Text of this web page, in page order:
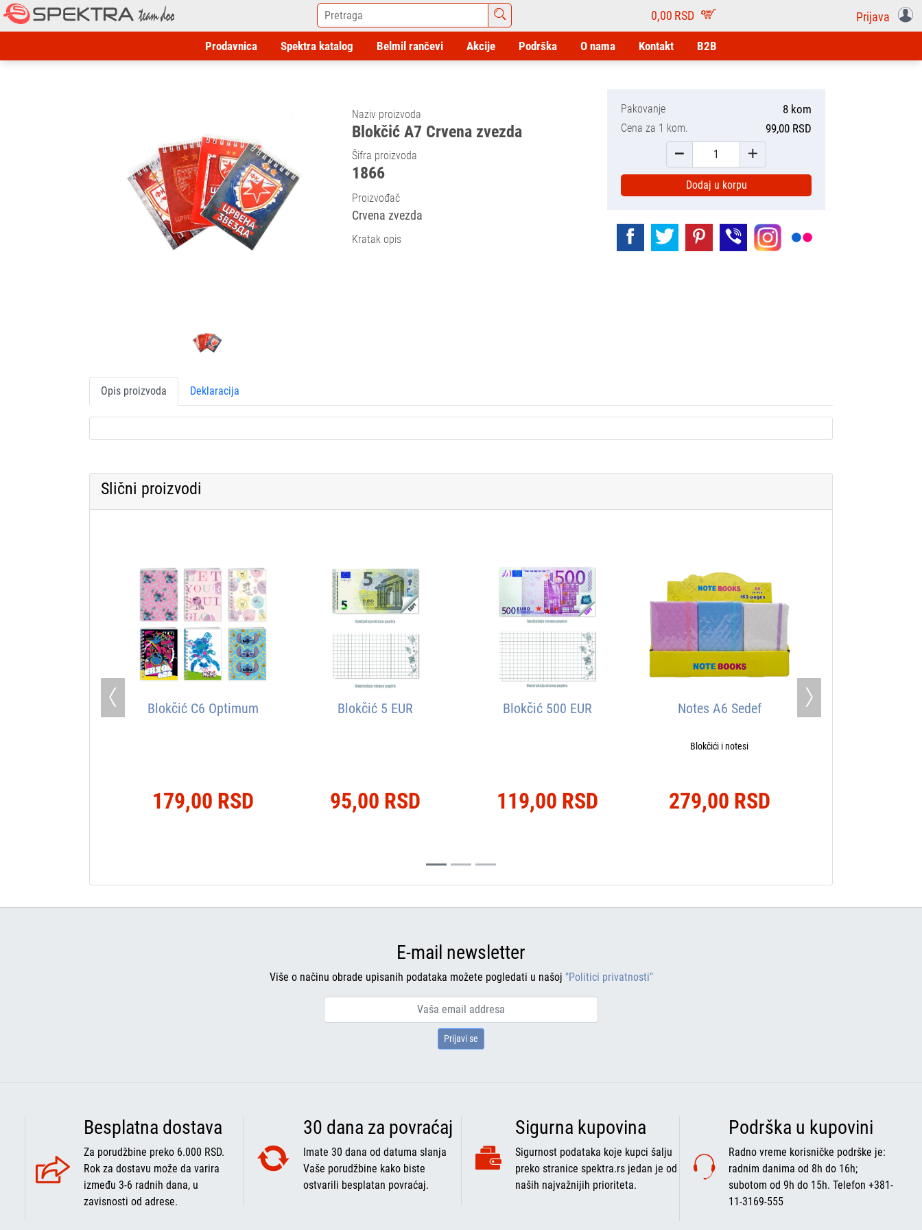
0,00 RSD Prijava
Prodavnica Spektra katalog Belmil rančevi Akcije Podrška O nama Kontakt B2B
Naziv proizvoda
Blokčić A7 Crvena zvezda
Šifra proizvoda
1866
Proizvođač
Crvena zvezda
Kratak opis
Pakovanje 8 kom
Cena za 1 kom. 99,00 RSD
Dodaj u korpu
Opis proizvoda Deklaracija
Slični proizvodi
Blokčić C6 Optimum
179,00 RSD
Blokčić 5 EUR
95,00 RSD
Blokčić 500 EUR
119,00 RSD
Notes A6 Sedef
Blokčići i notesi
279,00 RSD
Previous Next
E-mail newsletter
Više o načinu obrade upisanih podataka možete pogledati u našoj "Politici privatnosti"
Prijavi se
Besplatna dostava
Za porudžbine preko 6.000 RSD.
Rok za dostavu može da varira
između 3-6 radnih dana, u
zavisnosti od adrese.
30 dana za povraćaj
Imate 30 dana od datuma slanja
Vaše porudžbine kako biste
ostvarili besplatan povraćaj.
Sigurna kupovina
Sigurnost podataka koje kupci šalju
preko stranice spektra.rs jedan je od
naših najvažnijih prioriteta.
Podrška u kupovini
Radno vreme korisničke podrške je:
radnim danima od 8h do 16h;
subotom od 9h do 15h. Telefon +381-
11-3169-555